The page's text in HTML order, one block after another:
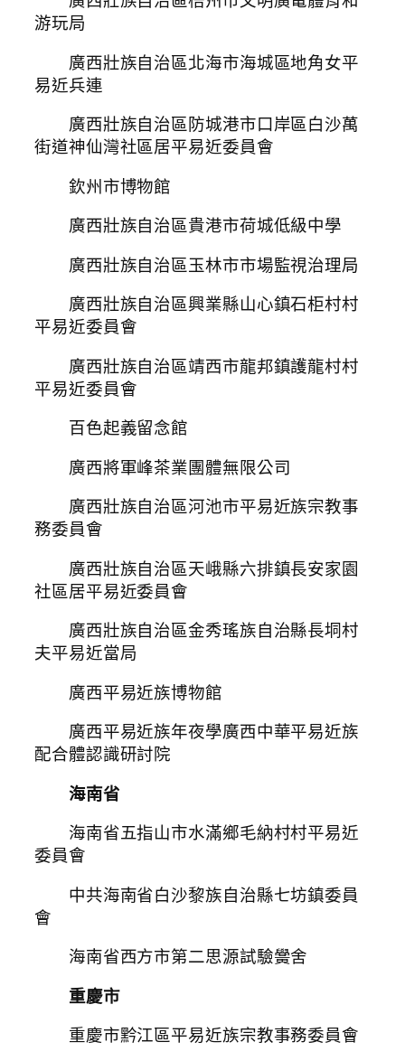
游玩局
廣西壯族自治區北海市海城區地角女平
易近兵連
廣西壯族自治區防城港市口岸區白沙萬
街道神仙灣社區居平易近委員會
欽州市博物館
廣西壯族自治區貴港市荷城低級中學
廣西壯族自治區玉林市市場監視治理局
廣西壯族自治區興業縣山心鎮石柜村村
平易近委員會
廣西壯族自治區靖西市龍邦鎮護龍村村
平易近委員會
百色起義留念館
廣西將軍峰茶業團體無限公司
廣西壯族自治區河池市平易近族宗教事
務委員會
廣西壯族自治區天峨縣六排鎮長安家園
社區居平易近委員會
廣西壯族自治區金秀瑤族自治縣長垌村
夫平易近當局
廣西平易近族博物館
廣西平易近族年夜學廣西中華平易近族
配合體認識研討院
海南省
海南省五指山市水滿鄉毛納村村平易近
委員會
中共海南省白沙黎族自治縣七坊鎮委員
會
海南省西方市第二思源試驗黌舍
重慶市
重慶市黔江區平易近族宗教事務委員會